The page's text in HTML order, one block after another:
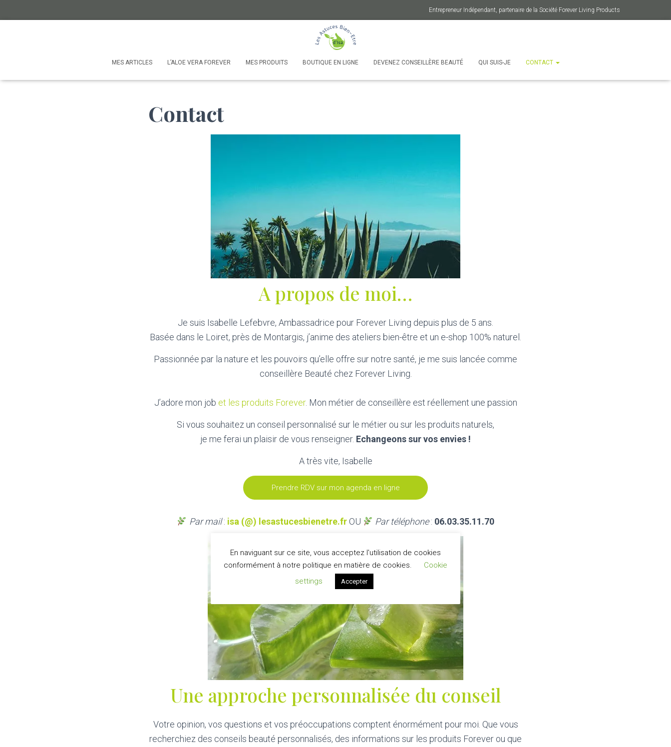
Entrepreneur Indépendant, partenaire de la Société Forever Living Products
MES ARTICLES L’ALOE VERA FOREVER MES PRODUITS BOUTIQUE EN LIGNE DEVENEZ CONSEILLÈRE BEAUTÉ QUI SUIS-JE CONTACT
Contact
A propos de moi…
Je suis Isabelle Lefebvre, Ambassadrice pour Forever Living depuis plus de 5 ans.
Basée dans le Loiret, près de Montargis, j’anime des ateliers bien-être et un e-shop 100% naturel.
Passionnée par la nature et les pouvoirs qu’elle offre sur notre santé, je me suis lancée comme
conseillère Beauté chez Forever Living.
J’adore mon job et les produits Forever. Mon métier de conseillère est réellement une passion
Si vous souhaitez un conseil personnalisé sur le métier ou sur les produits naturels,
je me ferai un plaisir de vous renseigner. Echangeons sur vos envies !
A très vite, Isabelle
Prendre RDV sur mon agenda en ligne
Par mail: isa (@) lesastucesbienetre.frOU Par téléphone: 06.03.35.11.70
Une approche personnalisée du conseil
Votre opinion, vos questions et vos préoccupations comptent énormément pour moi. Que vous
recherchiez des conseils beauté personnalisés, des informations sur les produits Forever ou que
En naviguant sur ce site, vous acceptez l'utilisation de cookies
conformément à notre politique en matière de cookies.
Cookie
settings
Accepter